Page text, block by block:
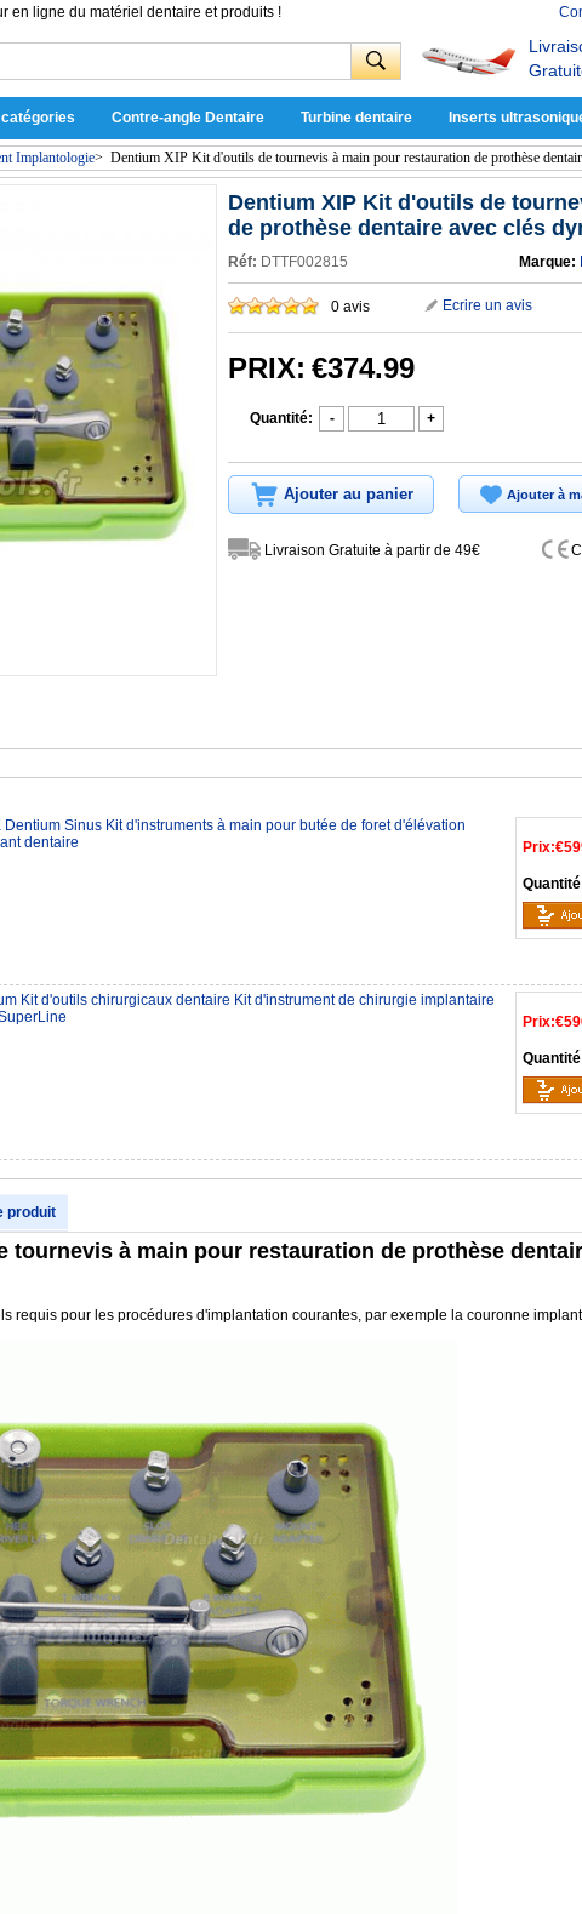
en ligne du matériel dentaire et produits !
Contre-angle Dentaire Turbine dentaire Inserts
Implantologie> Dentium XIP Kit d'outils de tournevis à main pour restauration de prothèse
Dentium XIP Kit d'outils de
de prothèse dentaire avec clés
Réf: DTTF002815 Marque:
0 avis Ecrire un avis
PRIX: €374.99
Quantité: - +
Ajouter au panier Ajouter à
Livraison Gratuite à partir de 49€
Prix:
Dentium Sinus Kit d'instruments à main pour butée de foret d'élévation
dentaire
Prix:
Kit d'outils chirurgicaux dentaire Kit d'instrument de chirurgie implantaire
produit
tournevis à main pour restauration de prothèse
requis pour les procédures d'implantation courantes, par exemple la couronne